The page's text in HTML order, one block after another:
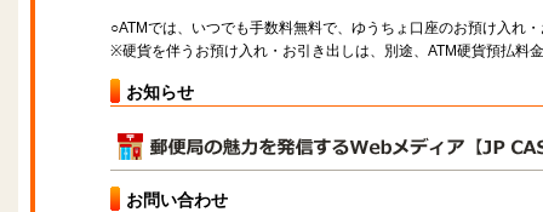
○ATMでは、いつでも手数料無料で、ゆうちょ口座のお預け入れ
※硬貨を伴うお預け入れ・お引き出しは、別途、ATM硬貨預払料
お知らせ
お問い合わせ